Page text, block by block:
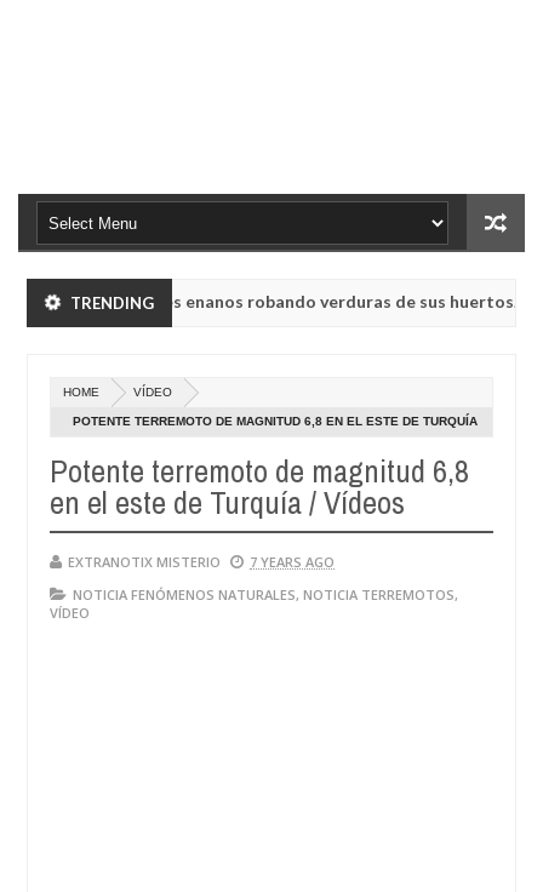
TRENDING
a humanoides enanos robando verduras de sus huertos.
a humanoides enanos robando verduras de sus huertos.
May
UVB-76, conocida como la radio del fin del mundo volvió a
HOME VÍDEO
POTENTE TERREMOTO DE MAGNITUD 6,8 EN EL ESTE DE TURQUÍA
Potente terremoto de magnitud 6,8
en el este de Turquía / Vídeos
EXTRANOTIX MISTERIO
7 YEARS AGO
NOTICIA FENÓMENOS NATURALES, NOTICIA TERREMOTOS,
VÍDEO